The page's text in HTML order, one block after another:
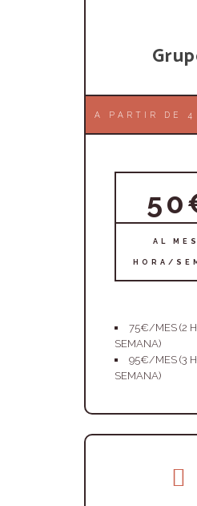
A PARTIR DE 4
AL
HORA/
75€/MES (2
SEMANA)
95€/MES (3
SEMANA)